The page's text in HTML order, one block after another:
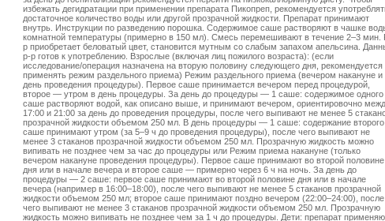
избежать дегидратации при применении препарата Пикопреп, рекомендуется
достаточное количество воды или другой прозрачной жидкости. Препарат принимают
внутрь. Инструкции по разведению порошка. Содержимое саше растворяют в чашке
комнатной температуры (примерно в 150 мл). Смесь перемешивают в течение 2–3 мин.
р приобретает беловатый цвет, становится мутным со слабым запахом апельсина.
р-р готов к употреблению. Взрослые (включая лиц пожилого возраста): (если
исследование/операция назначена на вторую половину следующего дня, рекомендуется
применять режим раздельного приема) Режим раздельного приема (вечером накануне и
день проведения процедуры). Первое саше принимается вечером перед процедурой,
второе — утром в день процедуры. За день до процедуры — 1 саше: содержимое одного
саше растворяют водой, как описано выше, и принимают вечером, ориентировочно
17:00 и 21:00 за день до проведения процедуры, после чего выпивают не менее 5
прозрачной жидкости объемом 250 мл. В день процедуры — 1 саше: содержание второго
саше принимают утром (за 5–9 ч до проведения процедуры), после чего выпивают не
менее 3 стаканов прозрачной жидкости объемом 250 мл. Прозрачную жидкость можно
випивать не позднее чем за час до процедуры или Режим приема накануне (только
вечером накануне проведения процедуры). Первое саше принимают во второй половине
дня или в начале вечера и второе саше — примерно через 6 ч на ночь. За день до
процедуры — 2 саше: первое саше принимают во второй половине дня или в начале
вечера (например в 16:00–18:00), после чего выпивают не менее 5 стаканов прозрачной
жидкости объемом 250 мл; второе саше принимают поздно вечером (22:00–24:00), после
чего выпивают не менее 3 стаканов прозрачной жидкости объемом 250 мл. Прозрачную
жидкость можно випивать не позднее чем за 1 ч до процедуры. Дети: препарат